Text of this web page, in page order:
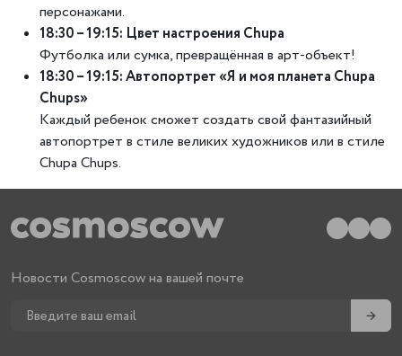
персонажами.
18:30 – 19:15: Цвет настроения Chupa
Футболка или сумка, превращённая в арт-объект!
18:30 – 19:15: Автопортрет «Я и моя планета Chupa
Chups»
Каждый ребенок сможет создать свой фантазийный
автопортрет в стиле великих художников или в стиле
Chupa Chups.
Новости Cosmoscow на вашей почте
→